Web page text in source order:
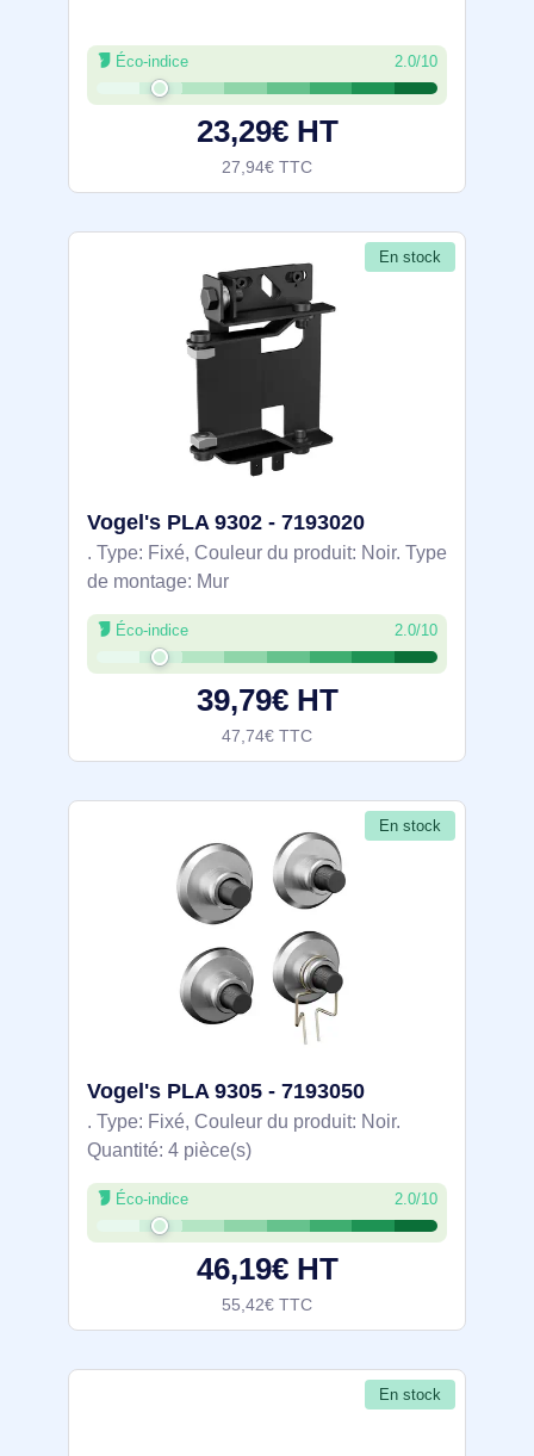
Éco-indice 2.0/10
23,29€ HT
27,94€ TTC
En stock
Vogel's PLA 9302 - 7193020
. Type: Fixé, Couleur du produit: Noir. Type
de montage: Mur
Éco-indice 2.0/10
39,79€ HT
47,74€ TTC
En stock
Vogel's PLA 9305 - 7193050
. Type: Fixé, Couleur du produit: Noir.
Quantité: 4 pièce(s)
Éco-indice 2.0/10
46,19€ HT
55,42€ TTC
En stock